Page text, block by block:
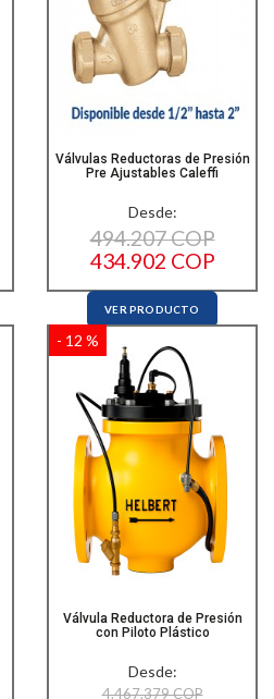
Válvulas Reductoras de Presión
Pre Ajustables Caleffi
Desde:
494.207 COP
434.902 COP
VER PRODUCTO
Válvula Reductora de Presión
con Piloto Plástico
- 12 %
Desde:
4.467.379 COP